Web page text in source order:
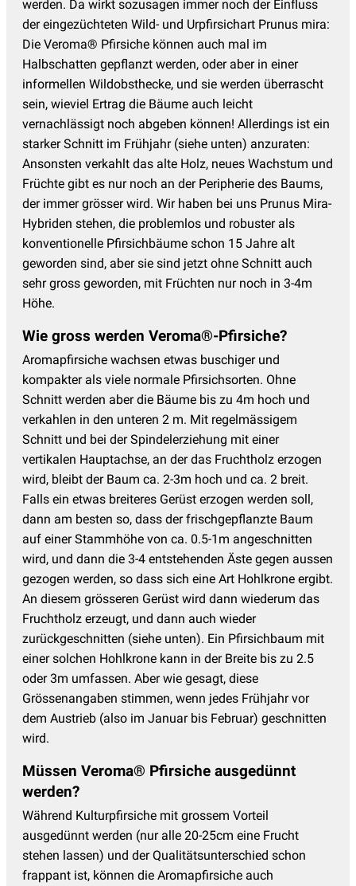
werden. Da wirkt sozusagen immer noch der Einfluss
der eingezüchteten Wild- und Urpfirsichart Prunus mira:
Die Veroma® Pfirsiche können auch mal im
Halbschatten gepflanzt werden, oder aber in einer
informellen Wildobsthecke, und sie werden überrascht
sein, wieviel Ertrag die Bäume auch leicht
vernachlässigt noch abgeben können! Allerdings ist ein
starker Schnitt im Frühjahr (siehe unten) anzuraten:
Ansonsten verkahlt das alte Holz, neues Wachstum und
Früchte gibt es nur noch an der Peripherie des Baums,
der immer grösser wird. Wir haben bei uns Prunus Mira-
Hybriden stehen, die problemlos und robuster als
konventionelle Pfirsichbäume schon 15 Jahre alt
geworden sind, aber sie sind jetzt ohne Schnitt auch
sehr gross geworden, mit Früchten nur noch in 3-4m
Höhe.
Wie gross werden Veroma®-Pfirsiche?
Aromapfirsiche wachsen etwas buschiger und
kompakter als viele normale Pfirsichsorten. Ohne
Schnitt werden aber die Bäume bis zu 4m hoch und
verkahlen in den unteren 2 m. Mit regelmässigem
Schnitt und bei der Spindelerziehung mit einer
vertikalen Hauptachse, an der das Fruchtholz erzogen
wird, bleibt der Baum ca. 2-3m hoch und ca. 2 breit.
Falls ein etwas breiteres Gerüst erzogen werden soll,
dann am besten so, dass der frischgepflanzte Baum
auf einer Stammhöhe von ca. 0.5-1m angeschnitten
wird, und dann die 3-4 entstehenden Äste gegen aussen
gezogen werden, so dass sich eine Art Hohlkrone ergibt.
An diesem grösseren Gerüst wird dann wiederum das
Fruchtholz erzeugt, und dann auch wieder
zurückgeschnitten (siehe unten). Ein Pfirsichbaum mit
einer solchen Hohlkrone kann in der Breite bis zu 2.5
oder 3m umfassen. Aber wie gesagt, diese
Grössenangaben stimmen, wenn jedes Frühjahr vor
dem Austrieb (also im Januar bis Februar) geschnitten
wird.
Müssen Veroma® Pfirsiche ausgedünnt
werden?
Während Kulturpfirsiche mit grossem Vorteil
ausgedünnt werden (nur alle 20-25cm eine Frucht
stehen lassen) und der Qualitätsunterschied schon
frappant ist, können die Aromapfirsiche auch